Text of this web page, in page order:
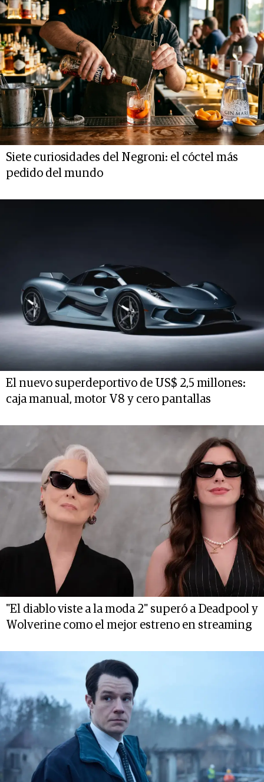
Siete curiosidades del Negroni: el cóctel más
pedido del mundo
El nuevo superdeportivo de US$ 2,5 millones:
caja manual, motor V8 y cero pantallas
"El diablo viste a la moda 2" superó a Deadpool y
Wolverine como el mejor estreno en streaming